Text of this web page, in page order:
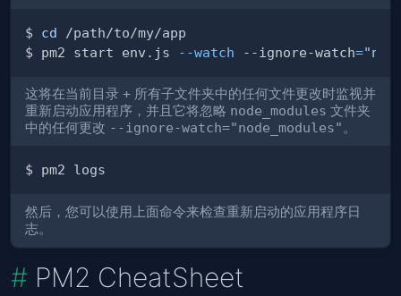
$ cd
$ pm2 start env.js
--watch --ignore-watch=
这将在当前目录 + 所有子文件夹中的任何文件更改时监视并
重新启动应用程序，并且它将忽略 node_modules 文件夹
中的任何更改 --ignore-watch="node_modules"。
然后，您可以使用上面命令来检查重新启动的应用程序日
志。
PM2 CheatSheet